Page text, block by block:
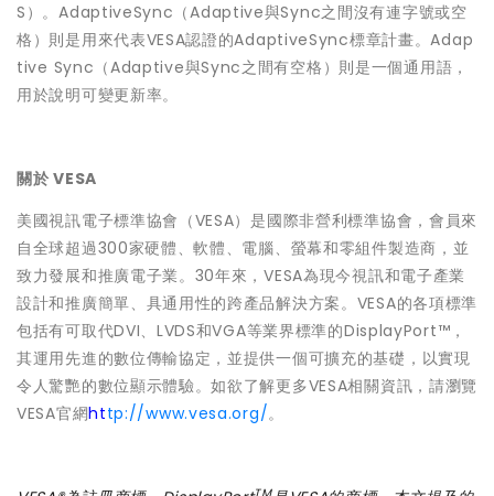
S）。AdaptiveSync（Adaptive與Sync之間沒有連字號或空
格）則是用來代表VESA認證的AdaptiveSync標章計畫。Adap
tive Sync（Adaptive與Sync之間有空格）則是一個通用語，
用於說明可變更新率。
關於 VESA
美國視訊電子標準協會（VESA）是國際非營利標準協會，會員來
自全球超過300家硬體、軟體、電腦、螢幕和零組件製造商，並
致力發展和推廣電子業。30年來，VESA為現今視訊和電子產業
設計和推廣簡單、具通用性的跨產品解決方案。VESA的各項標準
包括有可取代DVI、LVDS和VGA等業界標準的DisplayPort™，
其運用先進的數位傳輸協定，並提供一個可擴充的基礎，以實現
令人驚艷的數位顯示體驗。如欲了解更多VESA相關資訊，請瀏覽
VESA官網http://www.vesa.org/。